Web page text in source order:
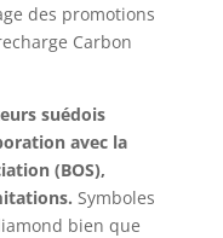
des promotions
Carbon
suédois
avec la
(BOS),
Symboles
bien que